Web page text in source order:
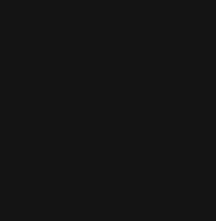
gładszy łuk, mniej ciepła
nagrzewanie elektrody,